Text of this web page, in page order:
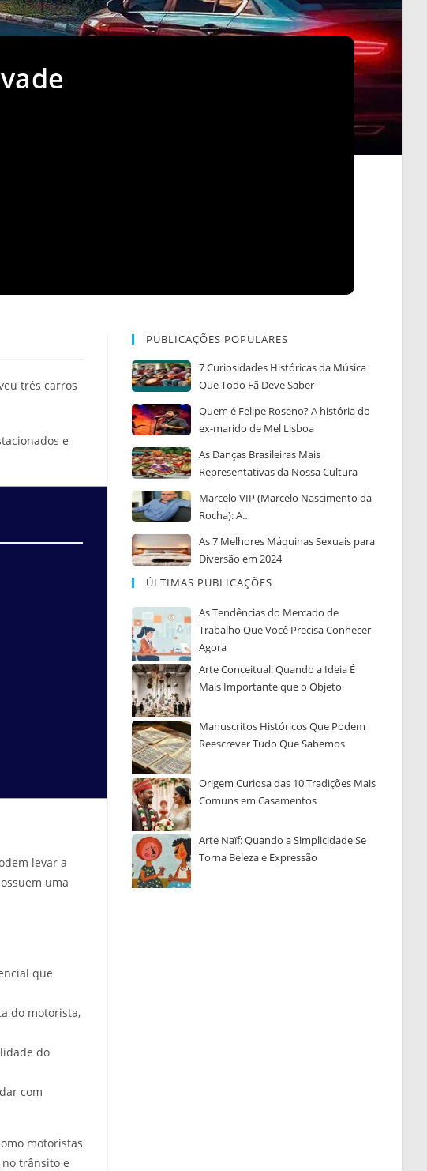
três carros
e
levar a
uma
que
do motorista,
do
com
motoristas
trânsito e
PUBLICAÇÕES POPULARES
7 Curiosidades Históricas da Música
Que Todo Fã Deve Saber
Quem é Felipe Roseno? A história do
ex-marido de Mel Lisboa
As Danças Brasileiras Mais
Representativas da Nossa Cultura
Marcelo VIP (Marcelo Nascimento da
Rocha): A…
As 7 Melhores Máquinas Sexuais para
Diversão em 2024
ÚLTIMAS PUBLICAÇÕES
As Tendências do Mercado de
Trabalho Que Você Precisa Conhecer
Agora
Arte Conceitual: Quando a Ideia É
Mais Importante que o Objeto
Manuscritos Históricos Que Podem
Reescrever Tudo Que Sabemos
Origem Curiosa das 10 Tradições Mais
Comuns em Casamentos
Arte Naïf: Quando a Simplicidade Se
Torna Beleza e Expressão